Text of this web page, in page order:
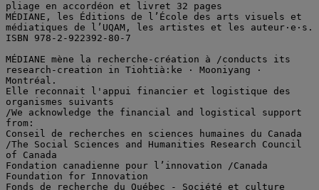
pliage en accordéon et livret 32 pages
MÉDIANE, les Éditions de l’École des arts visuels et
médiatiques de l’UQAM, les artistes et les auteur·e·s.
ISBN 978-2-922392-80-7
MÉDIANE mène la recherche-création à /conducts its
research-creation in Tiohtià:ke · Mooniyang ·
Montréal.
Elle reconnait l'appui financier et logistique des
organismes suivants
/We acknowledge the financial and logistical support
from:
Conseil de recherches en sciences humaines du Canada
/The Social Sciences and Humanities Research Council
of Canada
Fondation canadienne pour l’innovation /Canada
Foundation for Innovation
Fonds de recherche du Québec - Société et culture